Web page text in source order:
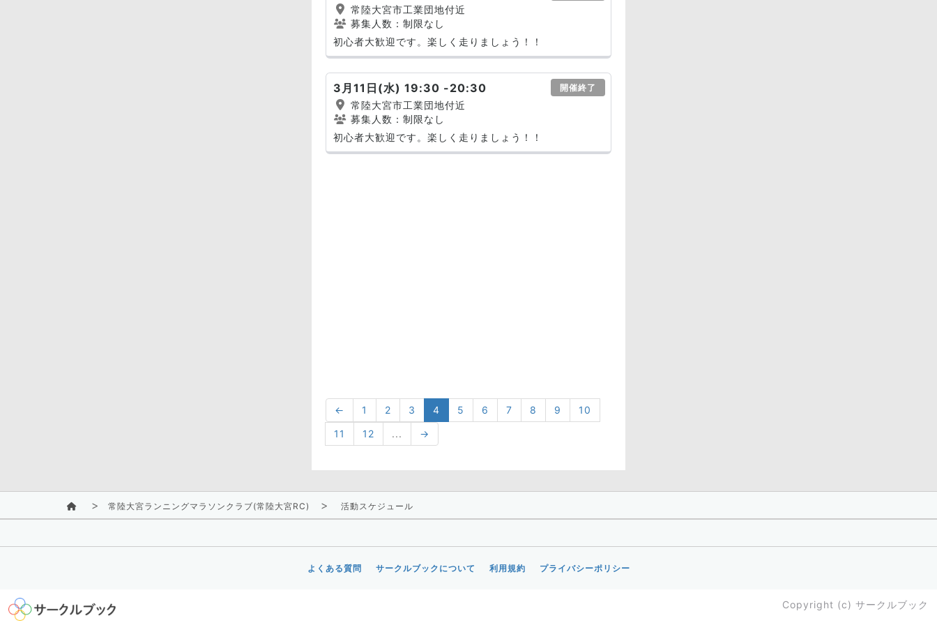
常陸大宮市工業団地付近
募集人数：制限なし
初心者大歓迎です。楽しく走りましょう！！
3月11日(水) 19:30 -20:30 開催終了
常陸大宮市工業団地付近
募集人数：制限なし
初心者大歓迎です。楽しく走りましょう！！
← 1 2 3 4 5 6 7 8 9
10
11
12 ... →
常陸大宮ランニングマラソンクラブ(常陸大宮RC) 活動スケジュール
よくある質問 サークルブックについて 利用規約 プライバシーポリシー
Copyright (c) サークルブック